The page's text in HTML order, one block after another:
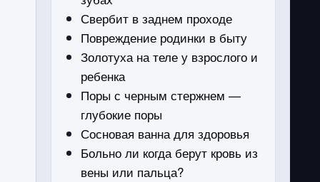
Свербит в заднем проходе
Повреждение родинки в быту
Золотуха на теле у взрослого и
ребенка
Поры с черным стержнем —
глубокие поры
Сосновая ванна для здоровья
Больно ли когда берут кровь из
вены или пальца?